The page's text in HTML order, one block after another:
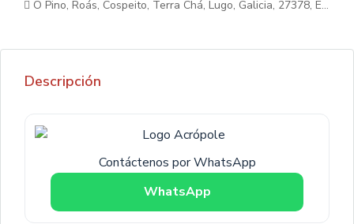
O Pino, Roás, Cospeito, Terra Chá, Lugo, Galicia, 27378, España
Descripción
Contáctenos por WhatsApp
WhatsApp